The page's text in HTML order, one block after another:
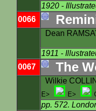
1920 -
0066
Dean
1911 -
0067
The
Wilkie
E> E>
pp. 572.